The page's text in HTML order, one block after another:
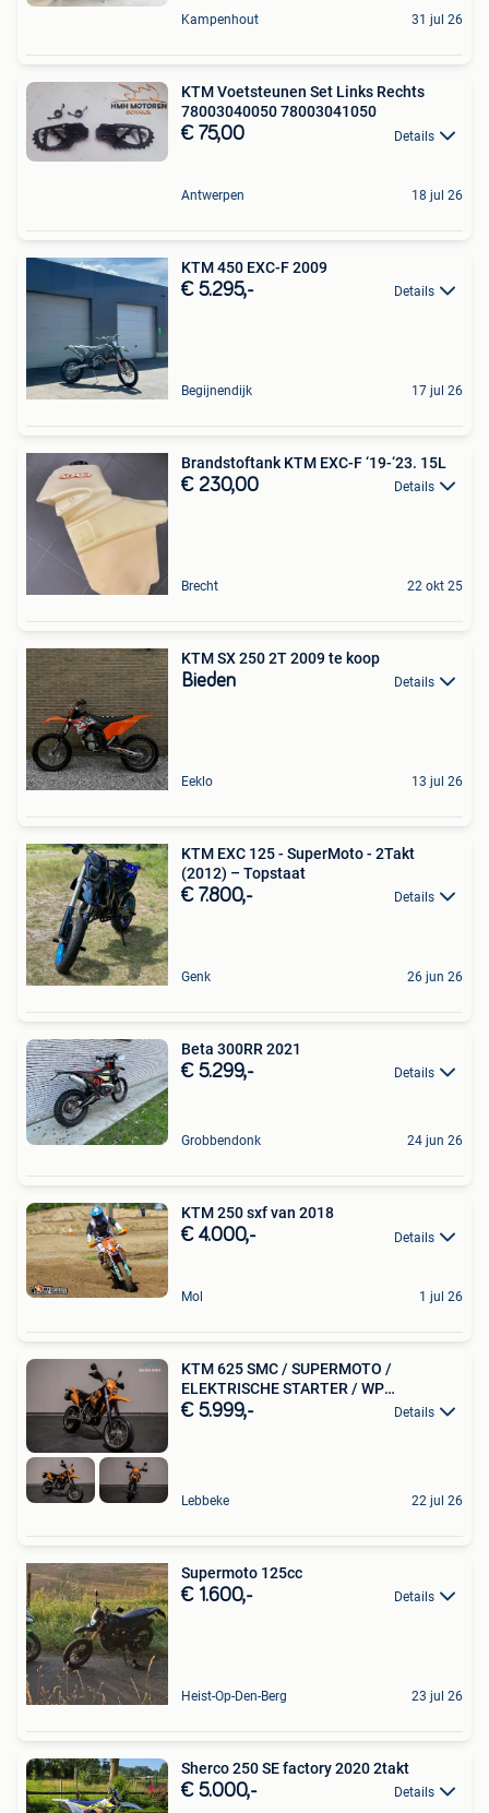
Kampenhout 31 jul 26
KTM Voetsteunen Set Links Rechts
78003040050 78003041050
€ 75,00 Details
Antwerpen 18 jul 26
KTM 450 EXC-F 2009
€ 5.295,- Details
Begijnendijk 17 jul 26
Brandstoftank KTM EXC-F ‘19-‘23. 15L
€ 230,00 Details
Brecht 22 okt 25
KTM SX 250 2T 2009 te koop
Bieden Details
Eeklo 13 jul 26
KTM EXC 125 - SuperMoto - 2Takt
(2012) – Topstaat
€ 7.800,- Details
Genk 26 jun 26
Beta 300RR 2021
€ 5.299,- Details
Grobbendonk 24 jun 26
KTM 250 sxf van 2018
€ 4.000,- Details
Mol 1 jul 26
KTM 625 SMC / SUPERMOTO /
ELEKTRISCHE STARTER / WP
SUSPENSIO
€ 5.999,- Details
Lebbeke 22 jul 26
Supermoto 125cc
€ 1.600,- Details
Heist-Op-Den-Berg 23 jul 26
Sherco 250 SE factory 2020 2takt
€ 5.000,- Details